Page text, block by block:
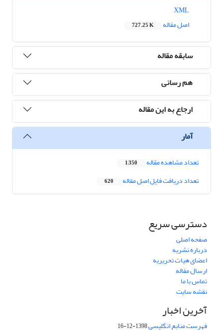
اصل مقاله
727.25 K
سابقه مقاله
هم رسانی
ارجاع به این مقاله
آمار
تعداد مشاهده مقاله 1,350
تعداد دریافت فایل اصل مقاله 620
دسترسی سریع
صفحه اصلی
درباره نشریه
اعضای هیات تحریریه
ارسال مقاله
تماس با ما
نقشه سایت
آخرین اخبار
فهرست منابع انگلیسی1398-12-16